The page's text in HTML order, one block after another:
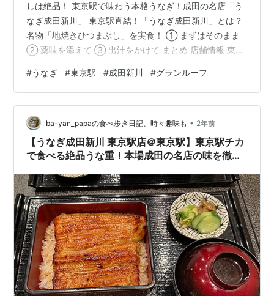
しは絶品！ 東京駅で味わう本格うなぎ！成田の名店「う
なぎ成田新川」 東京駅直結！「うなぎ成田新川」とは？
名物「地焼きひつまぶし」を実食！ ① まずはそのまま
② 薬味を添えて ③ 出汁をかけて まとめ 店舗情報 東京
絶品！ 東京駅で味わう本格うなぎ！成田の名店「うなぎ
成田新川」 東京駅直結の「うなぎ成田新川 東京駅店」で
うなぎランチ。 うなぎで有名な千葉・成田に本店を構え
る老舗の直営店で、本格的な地焼きうなぎを味わえま
す。 今回頂いたのは「地焼きひつまぶし」。一度で三度
楽しめる贅沢な一品です。…
#うなぎ #東京駅 #成田新川 #グランルーフ
ba-yan_papaの食べ歩き日記、時々趣味も • 2年前
【うなぎ成田新川 東京駅店＠東京駅】東京駅チカ
で食べる絶品うな重！本場成田の名店の味を徹底